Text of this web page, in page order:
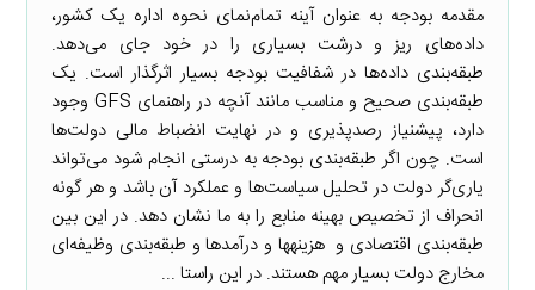
مقدمه بودجه به عنوان آینه تمام‌نمای نحوه اداره یک کشور،
داده‌های ریز و درشت بسیاری را در خود جای می‌دهد.
طبقه‌بندی داده‌ها در شفافیت بودجه بسیار اثرگذار است. یک
طبقه‌بندی صحیح و مناسب مانند آنچه در راهنمای GFS وجود
دارد، پیشنیاز رصدپذیری و در نهایت انضباط مالی دولت‌ها
است. چون اگر طبقه‌بندی بودجه به درستی انجام شود می‌تواند
یاری‌گر دولت در تحلیل سیاست‌ها و عملکرد آن باشد و هر گونه
انحراف از تخصیص بهینه منابع را به ما نشان دهد. در این بین
طبقه‌بندی‌ اقتصادی و هزینه‎ها و درآمدها و طبقه‌بندی وظیفه‌ای
مخارج دولت بسیار مهم‌ هستند. در این راستا ...